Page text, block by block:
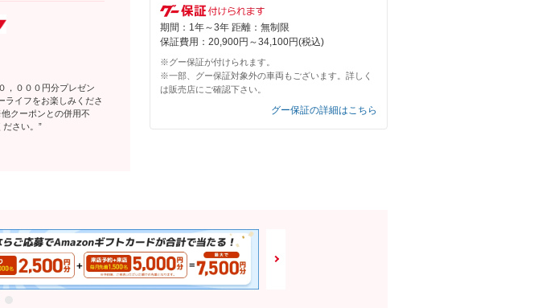
，０００円分プレゼン
ライフをお楽しみくださ
クーポンとの併用不
さい。”
期間：1年～3年 距離：無制限
保証費用：20,900円～34,100円(税込)
※グー保証が付けられます。
※一部、グー保証対象外の車両もございます。詳しく
は販売店にご確認下さい。
グー保証の詳細はこちら